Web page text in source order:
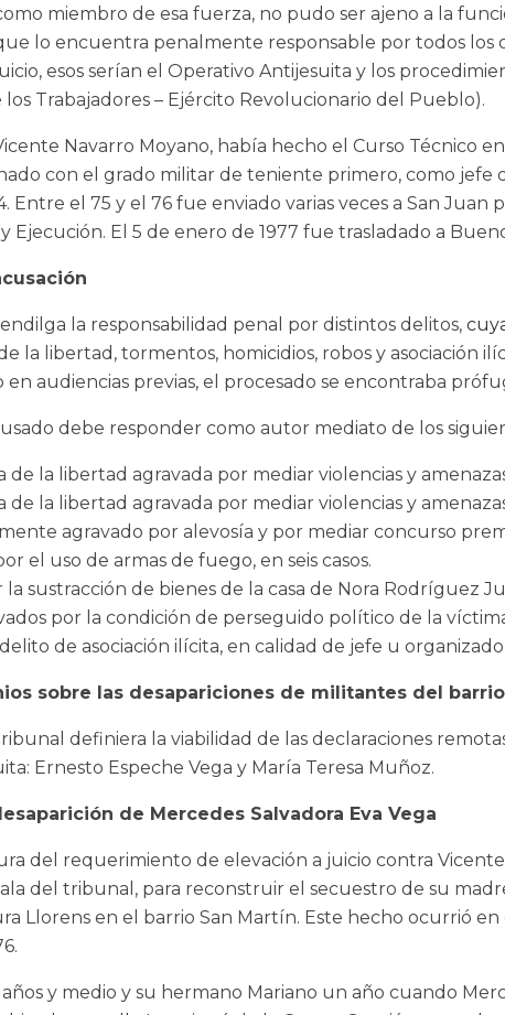
miembro de esa fuerza, no pudo ser ajeno a la
lo encuentra penalmente responsable por todos los
esos serían el Operativo Antijesuita y los
Trabajadores – Ejército Revolucionario del Pueblo).
Navarro Moyano, había hecho el Curso Técnico
con el grado militar de teniente primero, como
Entre el 75 y el 76 fue enviado varias veces a San
Ejecución. El 5 de enero de 1977 fue trasladado a
la responsabilidad penal por distintos delitos,
la libertad, tormentos, homicidios, robos y asociación
audiencias previas, el procesado se encontraba
debe responder como autor mediato de los
de la libertad agravada por mediar violencias y
de la libertad agravada por mediar violencias y
agravado por alevosía y por mediar concurso
el uso de armas de fuego, en seis casos.
la sustracción de bienes de la casa de Nora Rodríguez
por la condición de perseguido político de la
de asociación ilícita, en calidad de jefe u
sobre las desapariciones de militantes del
definiera la viabilidad de las declaraciones
Ernesto Espeche Vega y María Teresa Muñoz.
de Mercedes Salvadora Eva Vega
del requerimiento de elevación a juicio contra
del tribunal, para reconstruir el secuestro de su
Llorens en el barrio San Martín. Este hecho ocurrió
y medio y su hermano Mariano un año cuando